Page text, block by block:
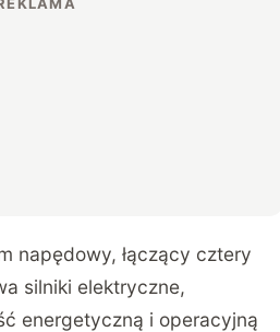
napędowy, łączący cztery
silniki elektryczne,
energetyczną i operacyjną